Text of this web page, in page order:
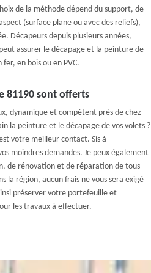
de la méthode dépend du support, de
(surface plane ou avec des reliefs),
Décapeurs depuis plusieurs années,
assurer le décapage et la peinture de
en bois ou en PVC.
81190 sont offerts
dynamique et compétent près de chez
la peinture et le décapage de vos volets ?
votre meilleur contact. Sis à
moindres demandes. Je peux également
de rénovation et de réparation de tous
la région, aucun frais ne vous sera exigé
préserver votre portefeuille et
les travaux à effectuer.